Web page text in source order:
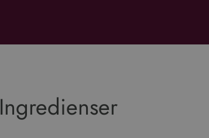
Ingredienser